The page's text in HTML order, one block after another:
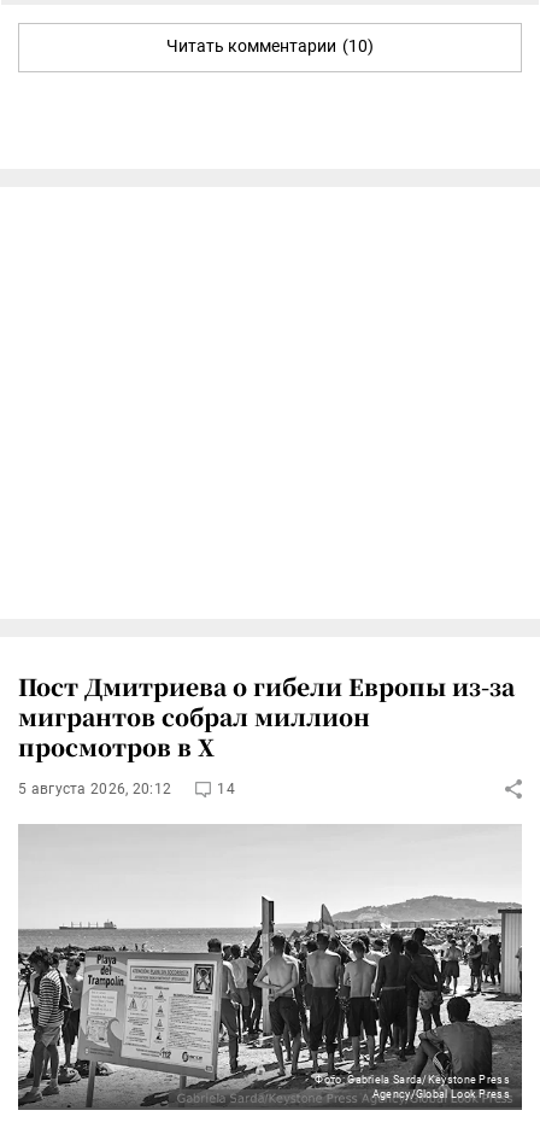
Читать комментарии (10)
Пост Дмитриева о гибели Европы из-за
мигрантов собрал миллион
просмотров в X
5 августа 2026, 20:12 14
Фото: Gabriela Sarda/Keystone Press
Agency/Global Look Press